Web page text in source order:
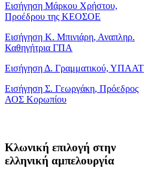
Εισήγηση Μάρκου Χρήστου,
Προέδρου της ΚΕΟΣΟΕ
Εισήγηση Κ. Μπινιάρη, Αναπληρ.
Καθηγήτρια ΓΠΑ
Εισήγηση Δ. Γραμματικού, ΥΠΑΑΤ
Εισήγηση Σ. Γεωργάκη, Πρόεδρος
ΑΟΣ Κορωπίου
Κλωνική επιλογή στην
ελληνική αμπελουργία